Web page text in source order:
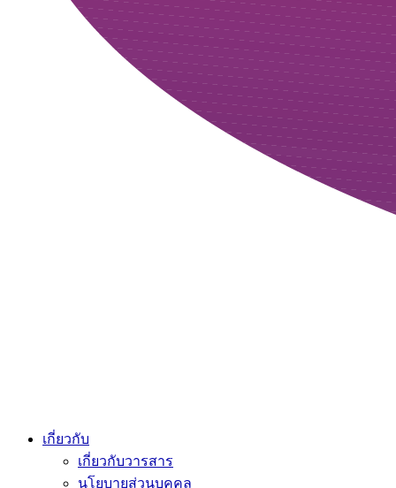
เกี่ยวกับ
เกี่ยวกับวารสาร
นโยบายส่วนบุคคล